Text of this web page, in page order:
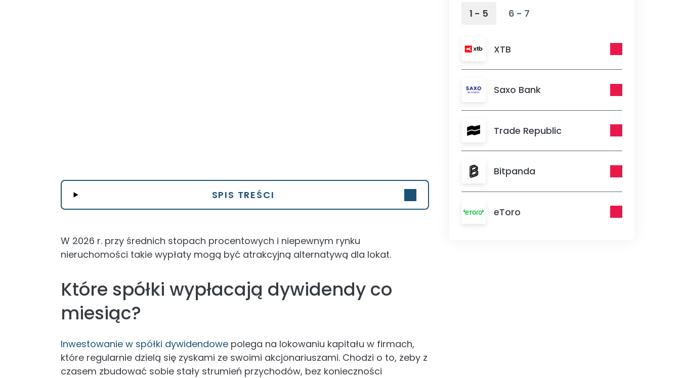
SPIS TREŚCI
W 2026 r. przy średnich stopach procentowych i niepewnym rynku
nieruchomości takie wypłaty mogą być atrakcyjną alternatywą dla lokat.
Które spółki wypłacają dywidendy co
miesiąc?
Inwestowanie w spółki dywidendowe polega na lokowaniu kapitału w firmach,
które regularnie dzielą się zyskami ze swoimi akcjonariuszami. Chodzi o to, żeby z
czasem zbudować sobie stały strumień przychodów, bez konieczności
1 - 5 6 - 7
XTB
Saxo Bank
Trade Republic
Bitpanda
eToro